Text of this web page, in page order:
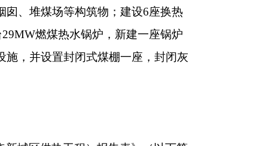
表》（以下简
环境保护措施
模、地点及拟